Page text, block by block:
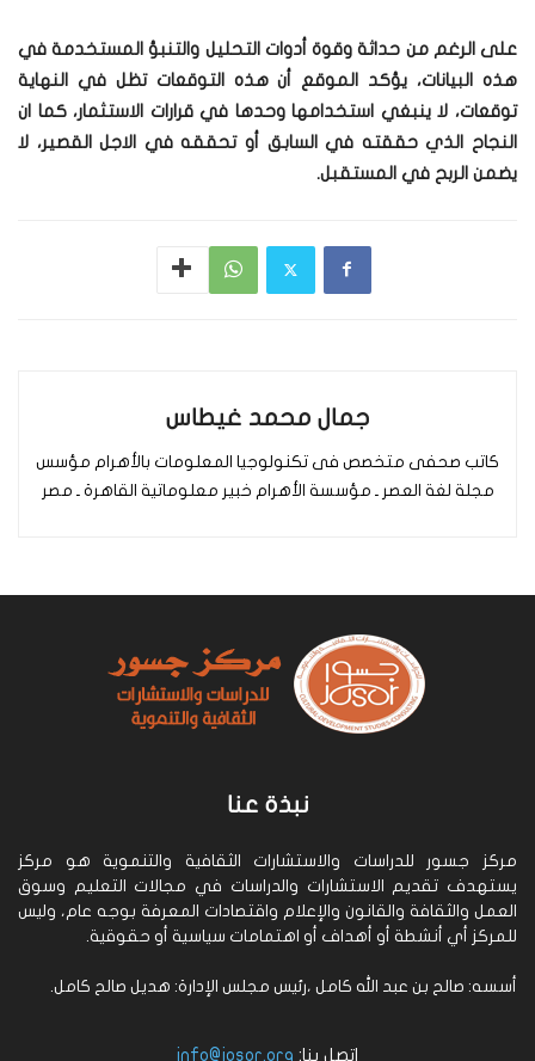
على الرغم من حداثة وقوة أدوات التحليل والتنبؤ المستخدمة في
هذه البيانات، يؤكد الموقع أن هذه التوقعات تظل في النهاية
توقعات، لا ينبغي استخدامها وحدها في قرارات الاستثمار، كما ان
النجاح الذي حققته في السابق أو تحققه في الاجل القصير، لا
يضمن الربح في المستقبل.
جمال محمد غيطاس
كاتب صحفى متخصص فى تكنولوجيا المعلومات بالأهرام مؤسس
مجلة لغة العصر ـ مؤسسة الأهرام خبير معلوماتية القاهرة ـ مصر
نبذة عنا
مركز جسور للدراسات والاستشارات الثقافية والتنموية هو مركز
يستهدف تقديم الاستشارات والدراسات في مجالات التعليم وسوق
العمل والثقافة والقانون والإعلام واقتصادات المعرفة بوجه عام، وليس
للمركز أي أنشطة أو أهداف أو اهتمامات سياسية أو حقوقية.
أسسه: صالح بن عبد الله كامل ،رئيس مجلس الإدارة: هديل صالح كامل.
اتصل بنا: info@josor.org